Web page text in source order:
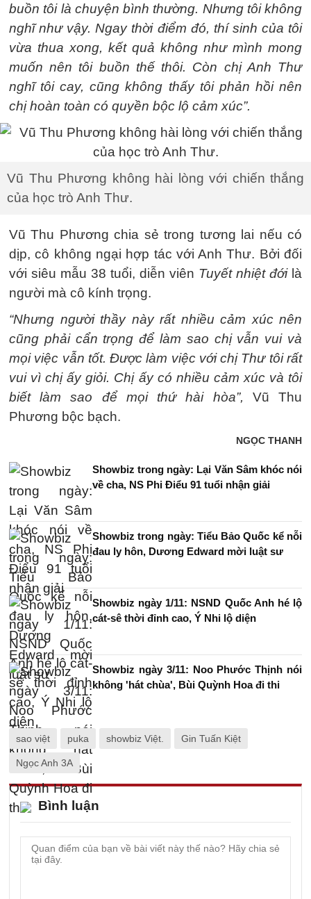
buồn tôi là chuyện bình thường. Nhưng tôi không
nghĩ như vậy. Ngay thời điểm đó, thí sinh của tôi
vừa thua xong, kết quả không như mình mong
muốn nên tôi buồn thế thôi. Còn chị Anh Thư
nghĩ tôi cay, cũng không thấy tôi phản hồi nên
chị hoàn toàn có quyền bộc lộ cảm xúc”.
Vũ Thu Phương không hài lòng với chiến thắng
của học trò Anh Thư.
Vũ Thu Phương chia sẻ trong tương lai nếu có
dịp, cô không ngại hợp tác với Anh Thư. Bởi đối
với siêu mẫu 38 tuổi, diễn viên Tuyết nhiệt đớilà
người mà cô kính trọng.
“Nhưng người thầy này rất nhiều cảm xúc nên
cũng phải cẩn trọng để làm sao chị vẫn vui và
mọi việc vẫn tốt. Được làm việc với chị Thư tôi rất
vui vì chị ấy giỏi. Chị ấy có nhiều cảm xúc và tôi
biết làm sao để mọi thứ hài hòa”, Vũ Thu
Phương bộc bạch.
NGỌC THANH
Showbiz trong ngày: Lại Văn Sâm khóc nói
về cha, NS Phi Điểu 91 tuổi nhận giải
Showbiz trong ngày: Tiểu Bảo Quốc kể nỗi
đau ly hôn, Dương Edward mời luật sư
Showbiz ngày 1/11: NSND Quốc Anh hé lộ
cát-sê thời đỉnh cao, Ý Nhi lộ diện
Showbiz ngày 3/11: Noo Phước Thịnh nói
không 'hát chùa', Bùi Quỳnh Hoa đi thi
sao việt puka showbiz Việt. Gin Tuấn Kiệt
Ngọc Anh 3A
Bình luận